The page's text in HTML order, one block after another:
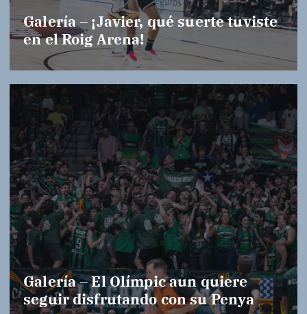
Galería – ¡Javier, qué suerte tuviste
en el Roig Arena!
Galería – El Olímpic aun quiere
seguir disfrutando con su Penya